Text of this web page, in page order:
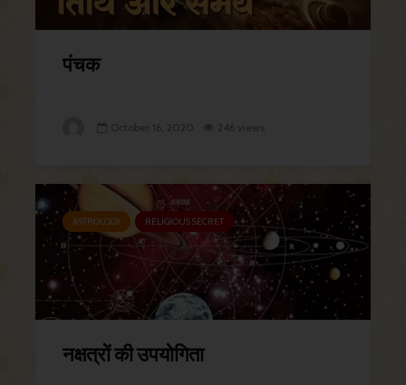
पंचक
October 16, 2020 246 views
ASTROLOGY RELIGIOUS SECRET
नक्षत्रों की उपयोगिता